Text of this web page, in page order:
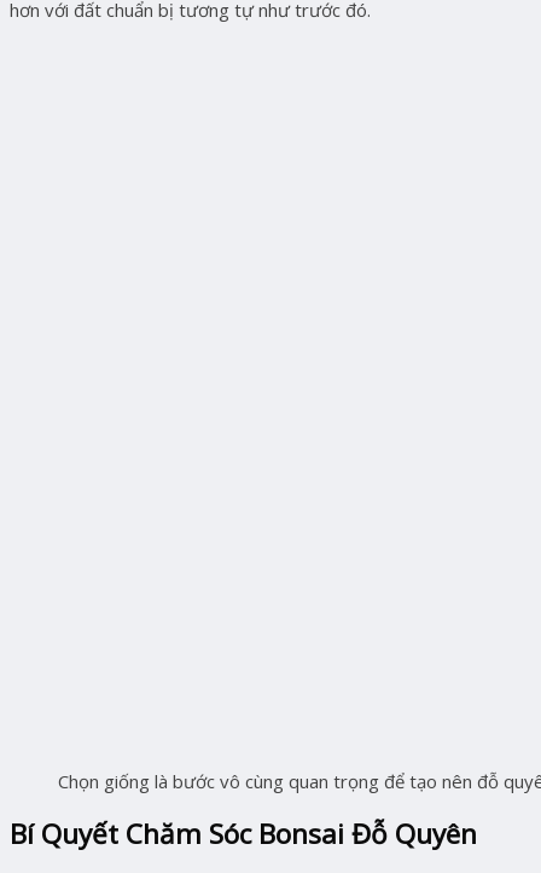
hơn với đất chuẩn bị tương tự như trước đó.
Chọn giống là bước vô cùng quan trọng để tạo nên đỗ
Bí Quyết Chăm Sóc Bonsai Đỗ Quyên